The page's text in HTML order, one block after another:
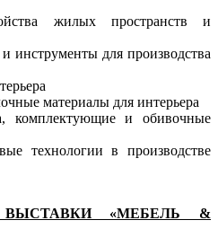
жилых пространств и
инструменты для производства
материалы для интерьера
комплектующие и обивочные
технологии в производстве
«МЕБЕЛЬ &